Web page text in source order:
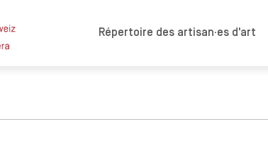
Répertoire des artisan·es d'art